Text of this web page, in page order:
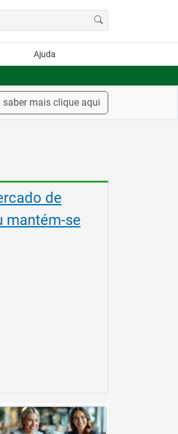
Ajuda
saber mais clique aqui
Europeia
Ensino e